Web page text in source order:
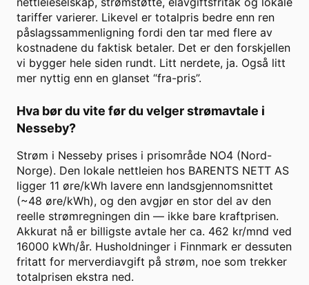
tariffer varierer. Likevel er totalpris bedre enn ren
påslagssammenligning fordi den tar med flere av
kostnadene du faktisk betaler. Det er den forskjellen
vi bygger hele siden rundt. Litt nerdete, ja. Også litt
mer nyttig enn en glanset “fra-pris”.
Hva bør du vite før du velger strømavtale i
Nesseby?
Strøm i Nesseby prises i prisområde NO4 (Nord-
Norge). Den lokale nettleien hos BARENTS NETT AS
ligger 11 øre/kWh lavere enn landsgjennomsnittet
(~48 øre/kWh), og den avgjør en stor del av den
reelle strømregningen din — ikke bare kraftprisen.
Akkurat nå er billigste avtale her ca. 462 kr/mnd ved
16000 kWh/år. Husholdninger i Finnmark er dessuten
fritatt for merverdiavgift på strøm, noe som trekker
totalprisen ekstra ned.